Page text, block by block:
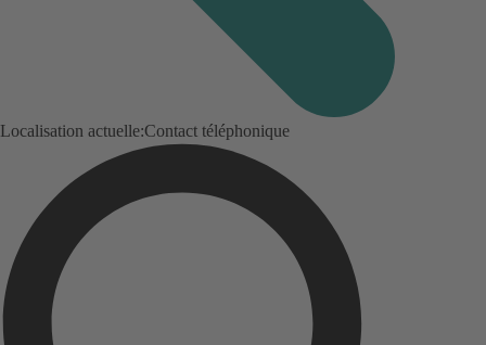
Localisation actuelle:Contact téléphonique